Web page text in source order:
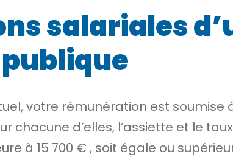
salariales
votre rémunération est soumise
chacune d’elles, l’assiette et le
à 15 700 € , soit égale ou